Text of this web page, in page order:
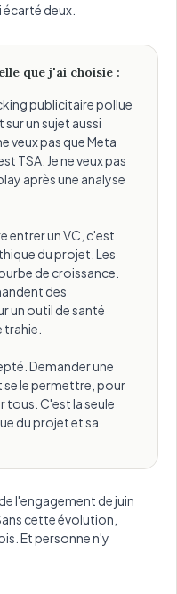
écarté deux.
que j'ai choisie :
publicitaire pollue
un sujet aussi
veux pas que Meta
TSA. Je ne veux pas
après une analyse
entrer un VC, c'est
du projet. Les
de croissance.
des
un outil de santé
Demander une
le permettre, pour
tous. C'est la seule
du projet et sa
l'engagement de juin
cette évolution,
Et personne n'y